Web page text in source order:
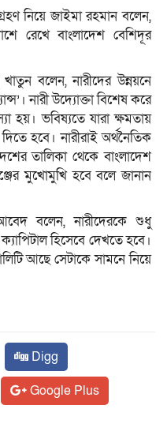
নিয়ে জাইমা রহমান বলেন,
রেখে বাংলাদেশ বেশিদূর
বলেন, নারীদের উন্নয়নে
নারী উদ্যোক্তা বিশেষ করে
হয়। ভবিষ্যতে যারা ক্ষমতায়
হবে। নারীরাই অর্থনৈতিক
তালিকা থেকে বাংলাদেশ
মুখোমুখি হবে বলে জানান
বলেন, নারীদেরকে শুধু
হিসেবে দেখতে হবে।
আছে সেটাকে সামনে নিয়ে
Digg
Google Plus